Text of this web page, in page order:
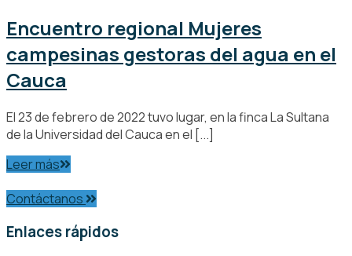
Encuentro regional Mujeres
campesinas gestoras del agua en el
Cauca
El 23 de febrero de 2022 tuvo lugar, en la finca La Sultana
de la Universidad del Cauca en el [...]
Leer más
Contáctanos
Enlaces rápidos